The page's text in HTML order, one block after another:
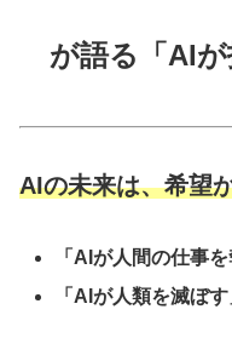
が語る「AIが
AIの未来は、希望
「AIが人間の仕事を
「AIが人類を滅ぼす